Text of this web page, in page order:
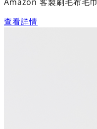
查看詳情